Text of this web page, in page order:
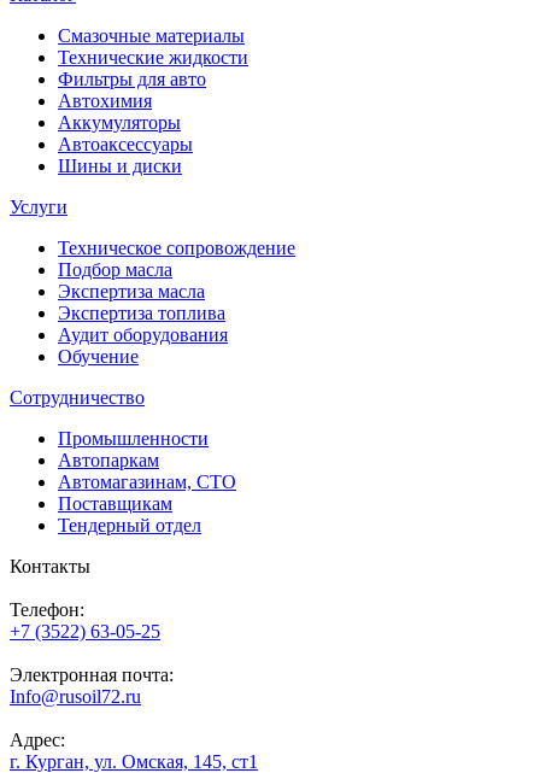
Смазочные материалы
Технические жидкости
Фильтры для авто
Автохимия
Аккумуляторы
Автоаксессуары
Шины и диски
Услуги
Техническое сопровождение
Подбор масла
Экспертиза масла
Экспертиза топлива
Аудит оборудования
Обучение
Сотрудничество
Промышленности
Автопаркам
Автомагазинам, СТО
Поставщикам
Тендерный отдел
Контакты
Телефон:
+7 (3522) 63-05-25
Электронная почта:
Info@rusoil72.ru
Адрес:
г. Курган, ул. Омская, 145, ст1